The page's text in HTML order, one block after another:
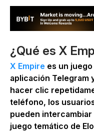
¿Qué es X
X Empire es un
aplicación Telegram
hacer clic
teléfono, los
pueden
juego temático de